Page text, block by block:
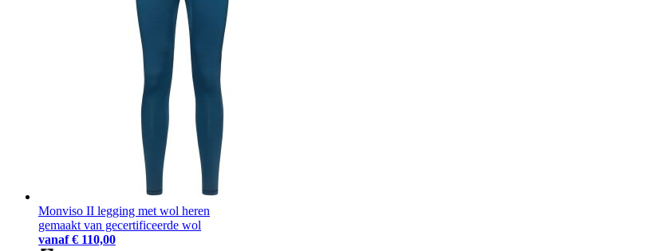
Monviso II legging met wol heren
gemaakt van gecertificeerde wol
vanaf € 110,00